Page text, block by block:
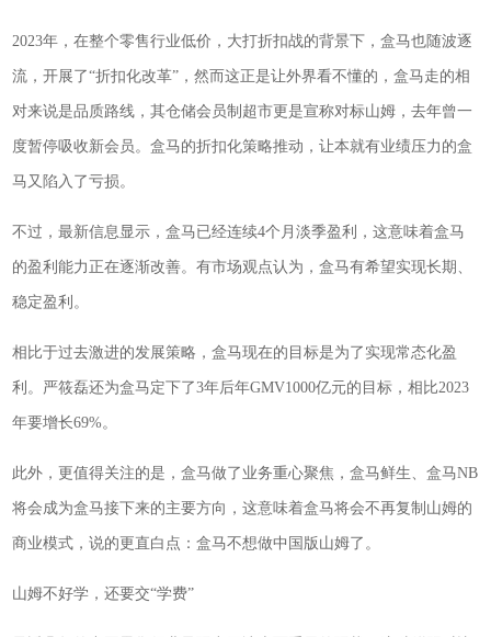
2023年，在整个零售行业低价，大打折扣战的背景下，盒马也随波逐
流，开展了“折扣化改革”，然而这正是让外界看不懂的，盒马走的相
对来说是品质路线，其仓储会员制超市更是宣称对标山姆，去年曾一
度暂停吸收新会员。盒马的折扣化策略推动，让本就有业绩压力的盒
马又陷入了亏损。
不过，最新信息显示，盒马已经连续4个月淡季盈利，这意味着盒马
的盈利能力正在逐渐改善。有市场观点认为，盒马有希望实现长期、
稳定盈利。
相比于过去激进的发展策略，盒马现在的目标是为了实现常态化盈
利。严筱磊还为盒马定下了3年后年GMV1000亿元的目标，相比2023
年要增长69%。
此外，更值得关注的是，盒马做了业务重心聚焦，盒马鲜生、盒马NB
将会成为盒马接下来的主要方向，这意味着盒马将会不再复制山姆的
商业模式，说的更直白点：盒马不想做中国版山姆了。
山姆不好学，还要交“学费”